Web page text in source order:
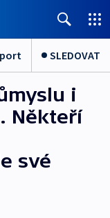
SLEDOVAT
i
Někteří
své